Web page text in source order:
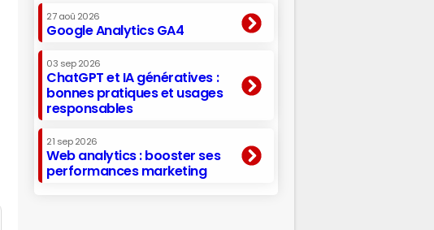
27 aoû 2026
Google Analytics GA4
03 sep 2026
ChatGPT et IA génératives :
bonnes pratiques et usages
responsables
21 sep 2026
Web analytics : booster ses
performances marketing